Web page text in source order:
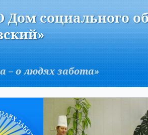
Дом социального
– о людях забота»